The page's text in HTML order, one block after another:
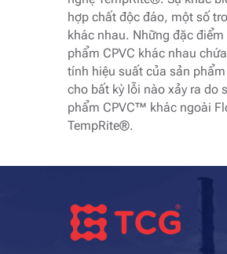
hợp chất độc đáo, một số
khác nhau. Những đặc
phẩm CPVC khác nhau
tính hiệu suất của sản
cho bất kỳ lỗi nào xảy ra do
phẩm CPVC™ khác ngoài
TempRite®.